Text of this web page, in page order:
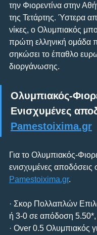
την Φιορεντίνα στην
της Τετάρτης. Ύστερα
νίκες, ο Ολυμπιακός
πρώτη ελληνική ομάδα
σηκώσει το έπαθλο
διοργάνωσης.
Ολυμπιακός-
Ενισχυμένες
Pamestoixima.gr
Για το Ολυμπιακός-
ενισχυμένες αποδόσεις
Pamestoixima.gr.
· Σκορ Πολλαπλών
ή 3-0 σε απόδοση
· Over 0.5 Ολυμπιακός